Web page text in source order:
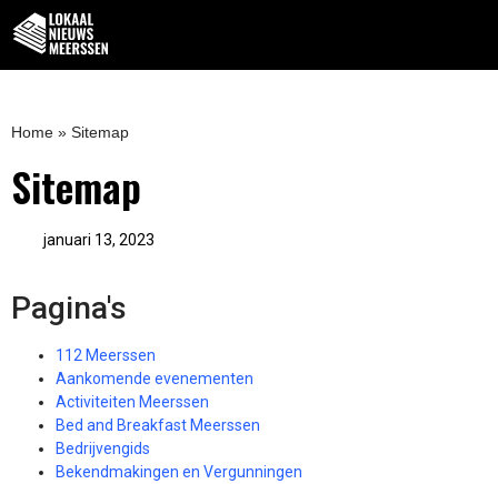
Home » Sitemap
Sitemap
januari 13, 2023
Pagina's
112 Meerssen
Aankomende evenementen
Activiteiten Meerssen
Bed and Breakfast Meerssen
Bedrijvengids
Bekendmakingen en Vergunningen